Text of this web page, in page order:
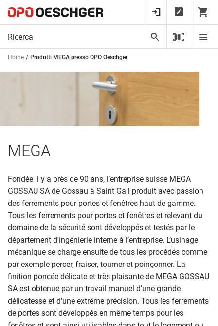
Home Prodotti MEGA presso OPO Oeschger
MEGA
Fondée il y a près de 90 ans, l’entreprise suisse MEGA
GOSSAU SA de Gossau à Saint Gall produit avec passion
des ferrements pour portes et fenêtres haut de gamme.
Tous les ferrements pour portes et fenêtres et relevant du
domaine de la sécurité sont développés et testés par le
département d'ingénierie interne à l’entreprise. L’usinage
mécanique se charge ensuite de tous les procédés comme
par exemple percer, fraiser, tourner et poinçonner. La
finition poncée délicate et très plaisante de MEGA GOSSAU
SA est obtenue par un travail manuel d’une grande
délicatesse et d’une extrême précision. Tous les ferrements
de portes sont développés en même temps pour les